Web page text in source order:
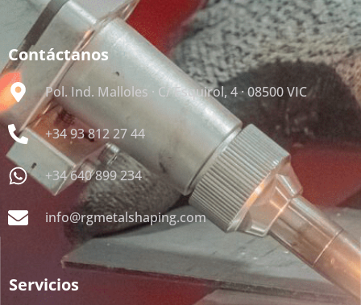
Servicios
Contáctanos
Pol. Ind. Malloles · C/ Esquirol, 4 · 08500 VIC
+34 93 812 27 44
+34 640 899 234
info@rgmetalshaping.com